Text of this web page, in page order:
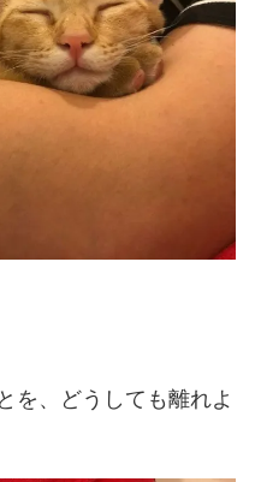
を、どうしても離れよ